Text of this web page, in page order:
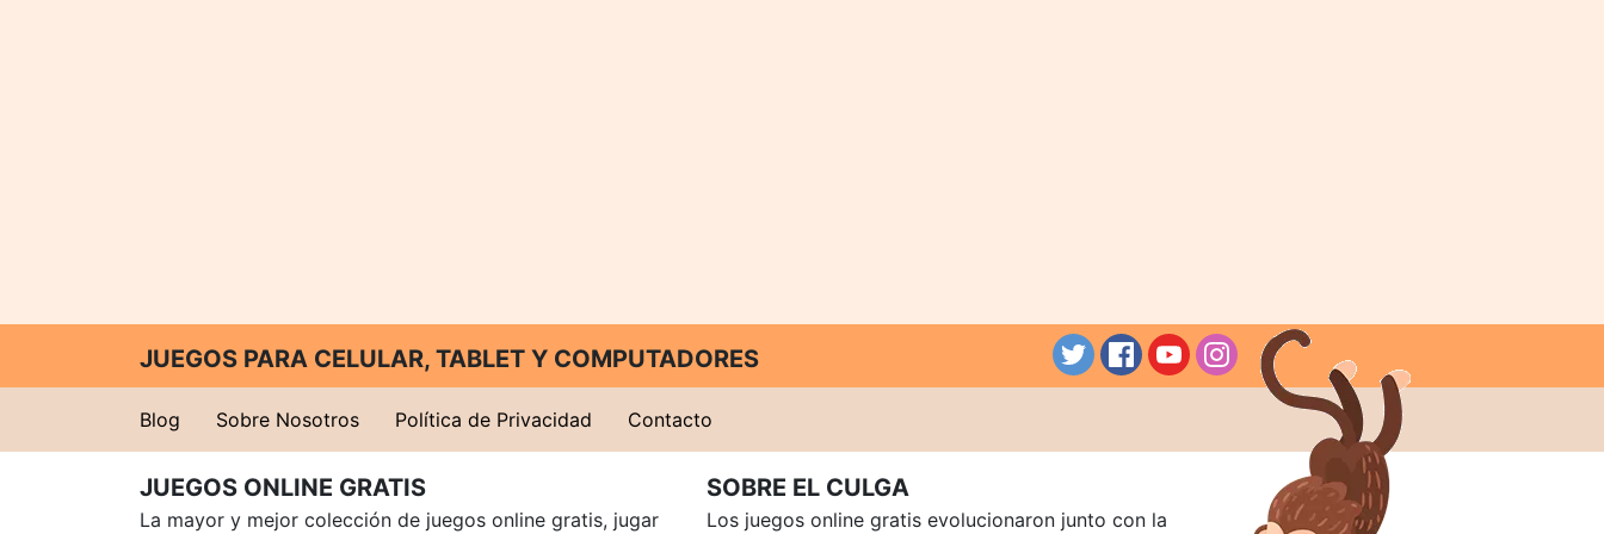
JUEGOS PARA CELULAR, TABLET Y COMPUTADORES
Blog Sobre Nosotros Política de Privacidad Contacto
JUEGOS ONLINE GRATIS
La mayor y mejor colección de juegos online gratis, jugar
SOBRE EL CULGA
Los juegos online gratis evolucionaron junto con la